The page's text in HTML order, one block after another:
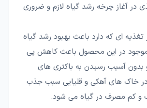
در آغاز چرخه رشد گیاه لازم و ضروری
تغذیه ای که دارد باعث بهبود رشد گیاه
در این محصول باعث کاهش پی
آسیب رسیدن به باکتری های
خاک های آهکی و قلیایی سبب جذب
و کم مصرف در گیاه می شود.